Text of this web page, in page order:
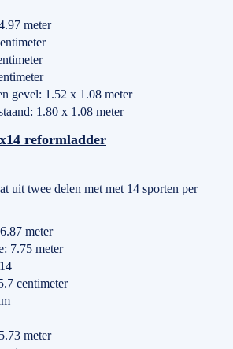
meter
gevel: 1.52 x 1.08 meter
1.80 x 1.08 meter
reformladder
uit twee delen met met 14 sporten per
meter
7.75 meter
centimeter
meter